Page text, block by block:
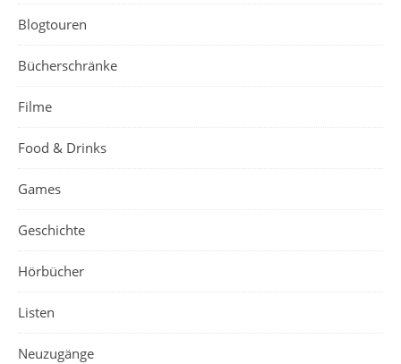
Blogtouren
Bücherschränke
Filme
Food & Drinks
Games
Geschichte
Hörbücher
Listen
Neuzugänge